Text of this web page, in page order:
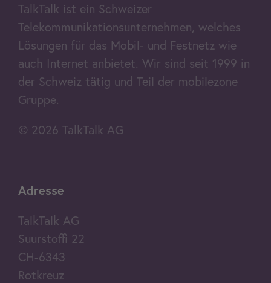
TalkTalk ist ein Schweizer
Telekommunikationsunternehmen, welches
Lösungen für das Mobil- und Festnetz wie
auch Internet anbietet. Wir sind seit 1999 in
der Schweiz tätig und Teil der mobilezone
Gruppe.
© 2026 TalkTalk AG
Adresse
TalkTalk AG
Suurstoffi 22
CH-6343
Rotkreuz